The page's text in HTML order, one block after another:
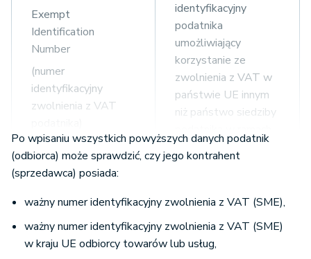
Exempt
Identification
Number
(numer
identyfikacyjny
zwolnienia z VAT
identyfikacyjny
podatnika
umożliwiający
korzystanie ze
zwolnienia z VAT w
państwie UE innym
niż państwo siedziby
procedury SME
Establishment
(kraj UE siedziby
działalności
członkowskie, w
którym podatnik
posiada siedzibę
Po wpisaniu wszystkich powyższych danych podatnik
(odbiorca) może sprawdzić, czy jego kontrahent
(sprzedawca) posiada:
ważny numer identyfikacyjny zwolnienia z VAT (SME),
ważny numer identyfikacyjny zwolnienia z VAT (SME)
w kraju UE odbiorcy towarów lub usług,